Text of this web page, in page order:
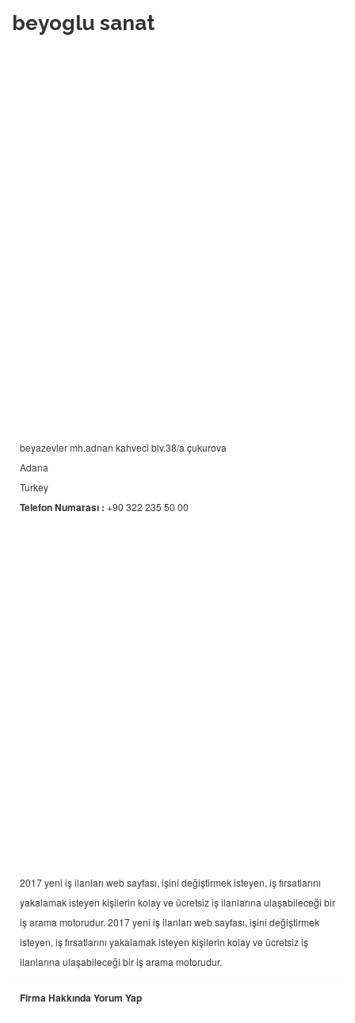
beyoglu sanat
beyazevler mh.adnan kahveci blv.38/a çukurova
Adana
Turkey
Telefon Numarası : +90 322 235 50 00
2017 yeni iş ilanları web sayfası, işini değiştirmek isteyen, iş fırsatlarını
yakalamak isteyen kişilerin kolay ve ücretsiz iş ilanlarına ulaşabileceği bir
iş arama motorudur. 2017 yeni iş ilanları web sayfası, işini değiştirmek
isteyen, iş fırsatlarını yakalamak isteyen kişilerin kolay ve ücretsiz iş
ilanlarına ulaşabileceği bir iş arama motorudur.
Firma Hakkında Yorum Yap